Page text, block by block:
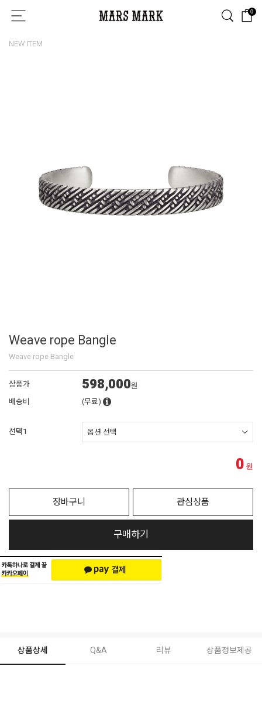
0
NEW ITEM
Weave rope Bangle
Weave rope Bangle
상품가 598,000원
배송비
(무료)
선택1
0 원
장바구니 관심상품
구매하기
상품상세 Q&A 리뷰 상품정보제공